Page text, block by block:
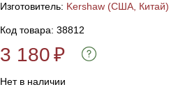
Изготовитель: Kershaw (США, Китай)
Код товара: 38812
3 180₽
Нет в наличии